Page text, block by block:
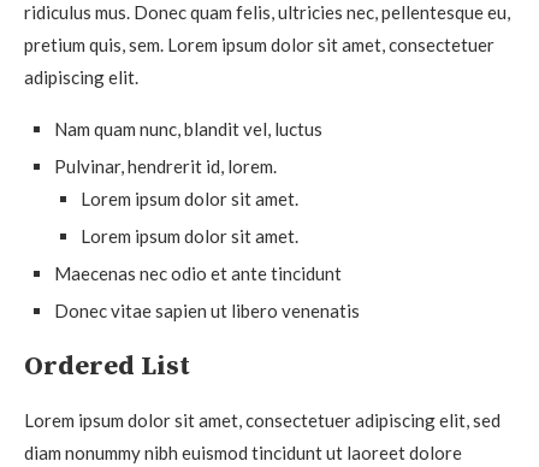
ridiculus mus. Donec quam felis, ultricies nec, pellentesque eu,
pretium quis, sem. Lorem ipsum dolor sit amet, consectetuer
adipiscing elit.
Nam quam nunc, blandit vel, luctus
Pulvinar, hendrerit id, lorem.
Lorem ipsum dolor sit amet.
Lorem ipsum dolor sit amet.
Maecenas nec odio et ante tincidunt
Donec vitae sapien ut libero venenatis
Ordered List
Lorem ipsum dolor sit amet, consectetuer adipiscing elit, sed
diam nonummy nibh euismod tincidunt ut laoreet dolore